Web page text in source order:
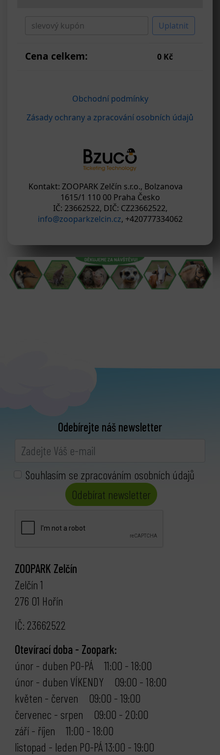
Odebírejte náš newsletter
Souhlasím se zpracováním osobních údajů
Odebírat newsletter
ZOOPARK Zelčín
Zelčín 1
276 01 Hořín
IČ: 23662522
Otevírací doba - Zoopark:
únor - duben PO-PÁ 11:00 - 18:00
únor - duben VÍKENDY 09:00 - 18:00
květen - červen 09:00 - 19:00
červenec - srpen 09:00 - 20:00
září - říjen 11:00 - 18:00
listopad - leden PO-PÁ 13:00 - 19:00